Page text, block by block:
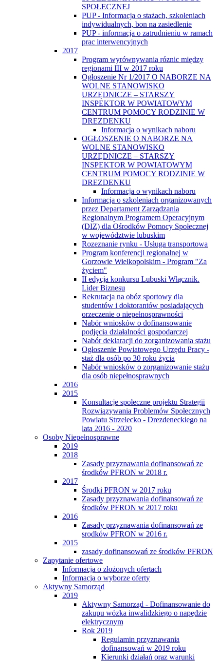
SPOŁECZNEJ
PUP - Informacja o stażach, szkoleniach
indywidualnych, bon na zasiedlenie
PUP - informacja o zatrudnieniu w ramach
prac interwencyjnych
2017
Program wyrównywania róznic między
regionami III w 2017 roku
Ogłoszenie Nr 1/2017 O NABORZE NA
WOLNE STANOWISKO
URZĘDNICZE – STARSZY
INSPEKTOR W POWIATOWYM
CENTRUM POMOCY RODZINIE W
DREZDENKU
Informacja o wynikach naboru
OGŁOSZENIE O NABORZE NA
WOLNE STANOWISKO
URZĘDNICZE – STARSZY
INSPEKTOR W POWIATOWYM
CENTRUM POMOCY RODZINIE W
DREZDENKU
Informacja o wynikach naboru
Informacja o szkoleniach organizowanych
przez Departament Zarządzania
Regionalnym Programem Operacyjnym
(DIZ) dla Ośrodków Pomocy Społecznej
w województwie lubuskim
Rozeznanie rynku - Usługa transportowa
Program konferencji regionalnej w
Gorzowie Wielkopolskim - Program "Za
życiem"
II edycja konkursu Lubuski Włącznik.
Lider Biznesu
Rekrutacja na obóz sportowy dla
studentów i doktorantów posiadających
orzeczenie o niepełnosprawności
Nabór wniosków o dofinansowanie
podjęcia działalności gospodarczej
Nabór deklaracji do zorganizowania stażu
Ogłoszenie Powiatowego Urzędu Pracy -
staż dla osób po 30 roku życia
Nabór wniosków o zorganizowanie stażu
dla osób niepełnosprawnych
2016
2015
Konsultacje społeczne projektu Strategii
Rozwiązywania Problemów Społecznych
Powiatu Strzelecko - Drezdeneckiego na
lata 2016 - 2020
Osoby Niepełnosprawne
2019
2018
Zasady przyznawania dofinansowań ze
środków PFRON w 2018 r.
2017
Środki PFRON w 2017 roku
Zasady przyznawania dofinansowań ze
środków PFRON w 2017 roku
2016
Zasady przyznawania dofinansowań ze
srodków PFRON w 2016 r.
2015
zasady dofinansowań ze środków PFRON
Zapytanie ofertowe
Informacja o złożonych ofertach
Informacja o wyborze oferty
Aktywny Samorząd
2019
Aktywny Samorząd - Dofinansowanie do
zakupu wózka inwalidzkiego o napędzie
elektrycznym
Rok 2019
Regulamin przyznawania
dofinansowań w 2019 roku
Kierunki działań oraz warunki